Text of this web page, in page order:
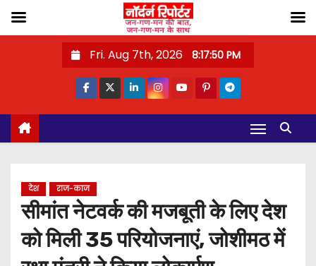
o
Fri. Aug 7th, 2026 8:17:51 PM
देश राज-काज
सीमांत नेटवर्क की मजबूती के लिए देश
को मिली 35 परियोजनाएं, जोशीमठ में